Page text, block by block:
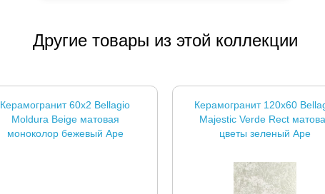
Другие товары из этой коллекции
Керамогранит 60x2 Bellagio
Moldura Beige матовая
моноколор бежевый Ape
Керамогранит 120x60
Majestic Verde Rect
цветы зеленый Ape